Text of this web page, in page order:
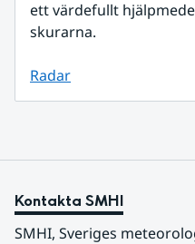
ett värdefullt
skurarna.
Radar
Kontakta SMHI
SMHI, Sveriges